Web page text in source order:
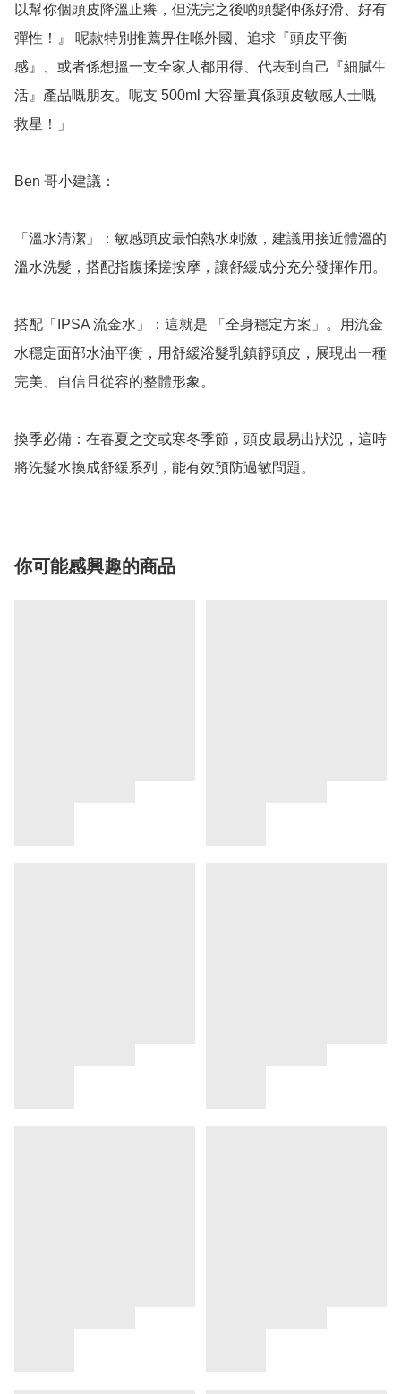
以幫你個頭皮降溫止癢，但洗完之後啲頭髮仲係好滑、好有
彈性！』 呢款特別推薦畀住喺外國、追求『頭皮平衡
感』、或者係想搵一支全家人都用得、代表到自己『細膩生
活』產品嘅朋友。呢支 500ml 大容量真係頭皮敏感人士嘅
救星！」
Ben 哥小建議：
「溫水清潔」：敏感頭皮最怕熱水刺激，建議用接近體溫的
溫水洗髮，搭配指腹揉搓按摩，讓舒緩成分充分發揮作用。
搭配「IPSA 流金水」：這就是 「全身穩定方案」。用流金
水穩定面部水油平衡，用舒緩浴髮乳鎮靜頭皮，展現出一種
完美、自信且從容的整體形象。
換季必備：在春夏之交或寒冬季節，頭皮最易出狀況，這時
你可能感興趣的商品